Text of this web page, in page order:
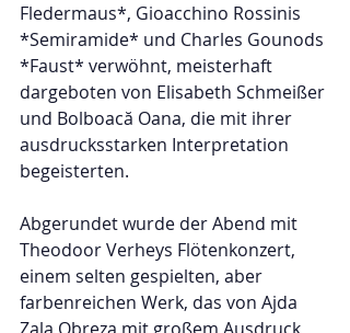
Fledermaus*, Gioacchino Rossinis
*Semiramide* und Charles Gounods
*Faust* verwöhnt, meisterhaft
dargeboten von Elisabeth Schmeißer
und Bolboacă Oana, die mit ihrer
ausdrucksstarken Interpretation
begeisterten.
Abgerundet wurde der Abend mit
Theodoor Verheys Flötenkonzert,
einem selten gespielten, aber
farbenreichen Werk, das von Ajda